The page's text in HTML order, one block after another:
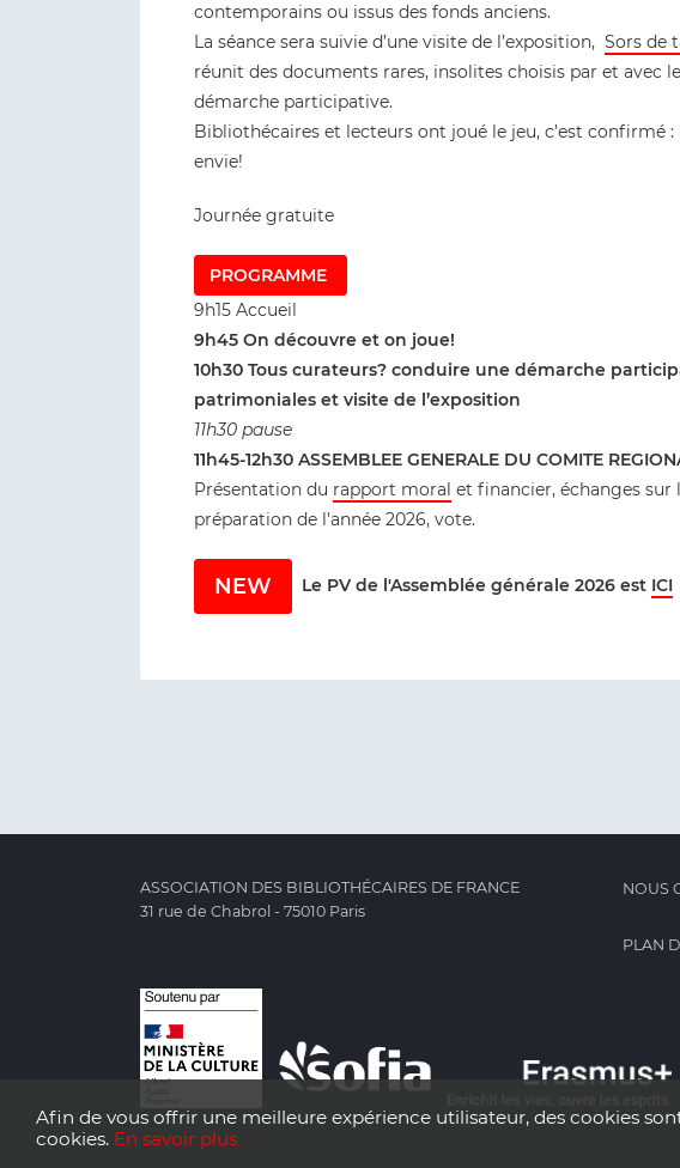
Afin de vous offrir une meilleure expérience utilisateur, des cookies
cookies. En savoir plus
contemporains ou issus des fonds anciens.
La séance sera suivie d’une visite de l’exposition, Sors de
réunit des documents rares, insolites choisis par et avec
démarche participative.
Bibliothécaires et lecteurs ont joué le jeu, c’est confirmé
envie!
Journée gratuite
PROGRAMME
9h15 Accueil
9h45 On découvre et on joue!
10h30 Tous curateurs? conduire une démarche
patrimoniales et visite de l’exposition
11h30 pause
11h45-12h30 ASSEMBLEE GENERALE DU COMITE
Présentation du rapport moral et financier, échanges sur
préparation de l'année 2026, vote.
NEW Le PV de l'Assemblée générale 2026 est ICI
ASSOCIATION DES BIBLIOTHÉCAIRES DE FRANCE
31 rue de Chabrol - 75010 Paris
NOUS
PLAN